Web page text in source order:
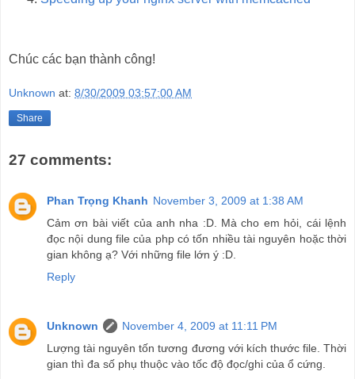
Chúc các bạn thành công!
Unknown at: 8/30/2009 03:57:00 AM
Share
27 comments:
Phan Trọng Khanh November 3, 2009 at 1:38 AM
Cảm ơn bài viết của anh nha :D. Mà cho em hỏi, cái lệnh
đọc nội dung file của php có tốn nhiều tài nguyên hoặc thời
gian không ạ? Với những file lớn ý :D.
Reply
Unknown
November 4, 2009 at 11:11 PM
Lượng tài nguyên tốn tương đương với kích thước file. Thời
gian thì đa số phụ thuộc vào tốc độ đọc/ghi của ổ cứng.